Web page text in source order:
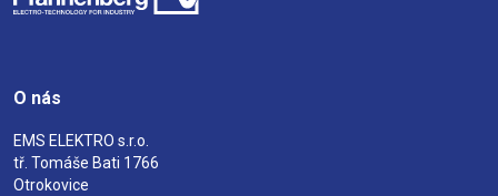
O nás
EMS ELEKTRO s.r.o.
tř. Tomáše Bati 1766
Otrokovice